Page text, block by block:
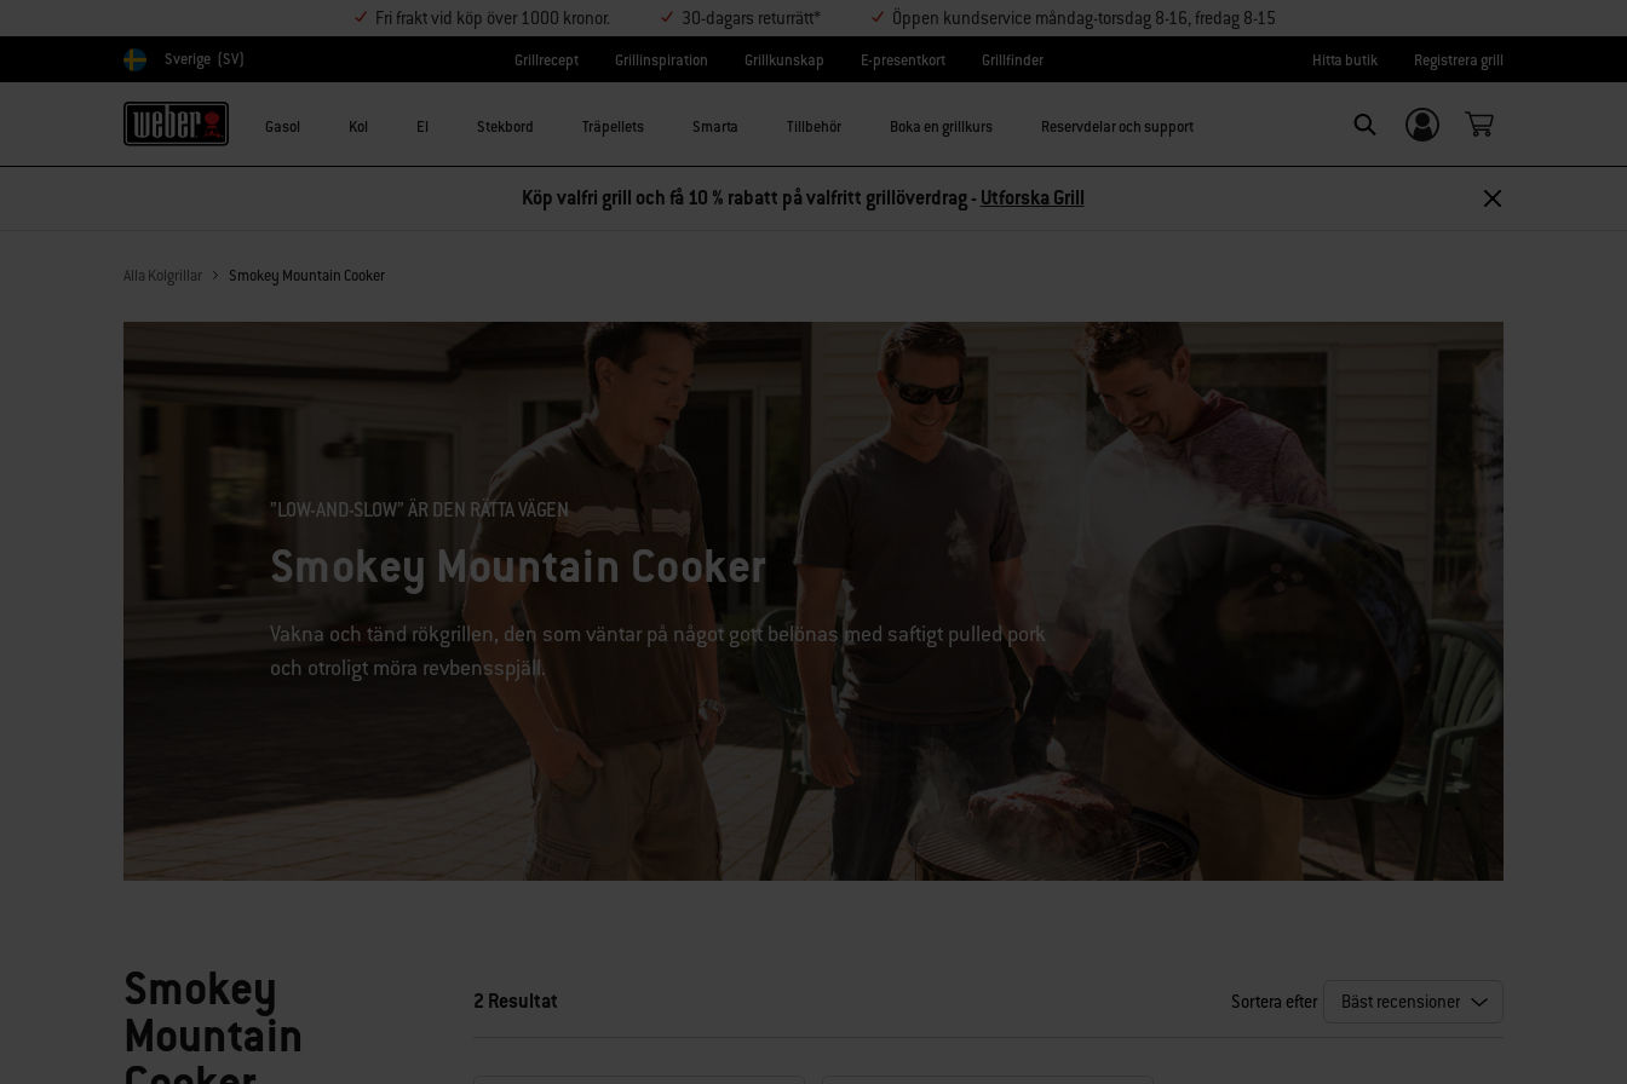
Fri frakt vid köp över 1000 kronor. 30-dagars returrätt* Öppen kundservice måndag-torsdag 8-16, fredag 8-15
Välj land
Sverige (SV) Grillrecept Grillinspiration Grillkunskap E-presentkort Grillfinder Hitta butik Registrera grill
Gasol Kol El Stekbord Träpellets Smarta Tillbehör Boka en grillkurs Reservdelar och support
Logga in/
Registrera dig
Köp valfri grill och få 10 % rabatt på valfritt grillöverdrag - Utforska Grill
Alla Kolgrillar Smokey Mountain Cooker
”LOW-AND-SLOW” ÄR DEN RÄTTA VÄGEN
Smokey Mountain Cooker
Vakna och tänd rökgrillen, den som väntar på något gott belönas med saftigt pulled pork
och otroligt möra revbensspjäll.
Smokey
Mountain
2 Resultat Sortera efter